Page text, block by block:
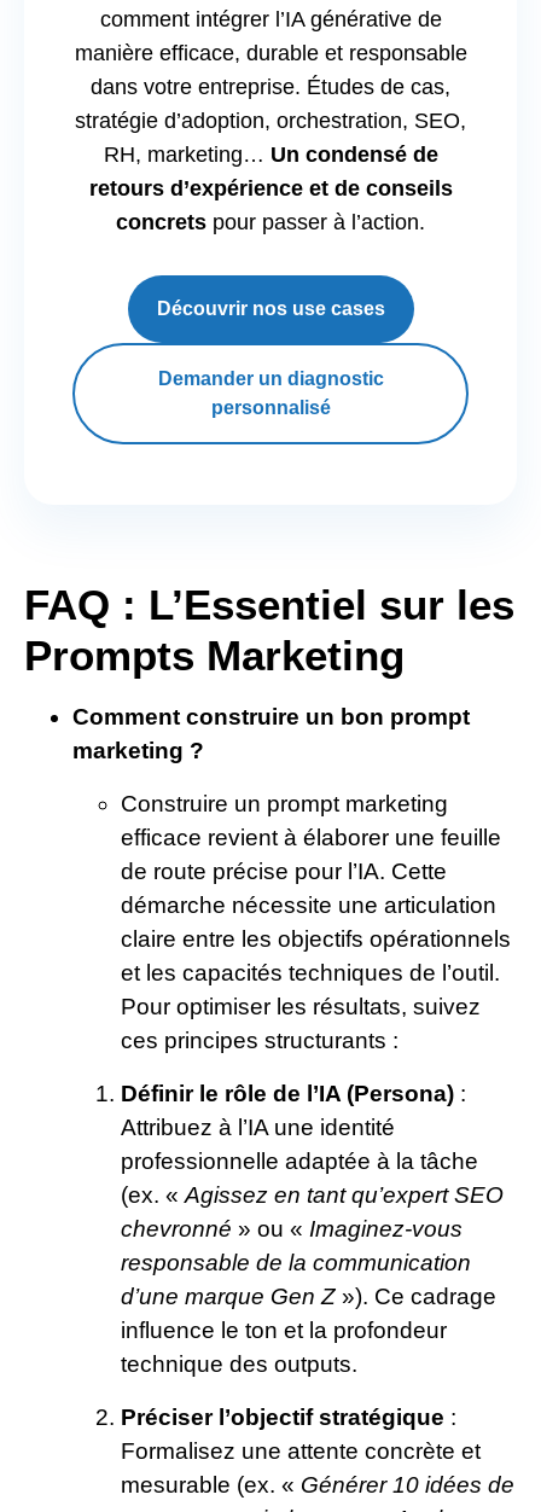
comment intégrer l’IA générative de
manière efficace, durable et responsable
dans votre entreprise. Études de cas,
stratégie d’adoption, orchestration, SEO,
RH, marketing… Un condensé de
retours d’expérience et de conseils
concrets pour passer à l’action.
Découvrir nos use cases
Demander un diagnostic
personnalisé
FAQ : L’Essentiel sur les
Prompts Marketing
Comment construire un bon prompt
marketing ?
Construire un prompt marketing
efficace revient à élaborer une feuille
de route précise pour l’IA. Cette
démarche nécessite une articulation
claire entre les objectifs opérationnels
et les capacités techniques de l’outil.
Pour optimiser les résultats, suivez
ces principes structurants :
Définir le rôle de l’IA (Persona) :
Attribuez à l’IA une identité
professionnelle adaptée à la tâche
(ex. « Agissez en tant qu’expert SEO
chevronné » ou « Imaginez-vous
responsable de la communication
d’une marque Gen Z »). Ce cadrage
influence le ton et la profondeur
technique des outputs.
Préciser l’objectif stratégique :
Formalisez une attente concrète et
mesurable (ex. « Générer 10 idées de